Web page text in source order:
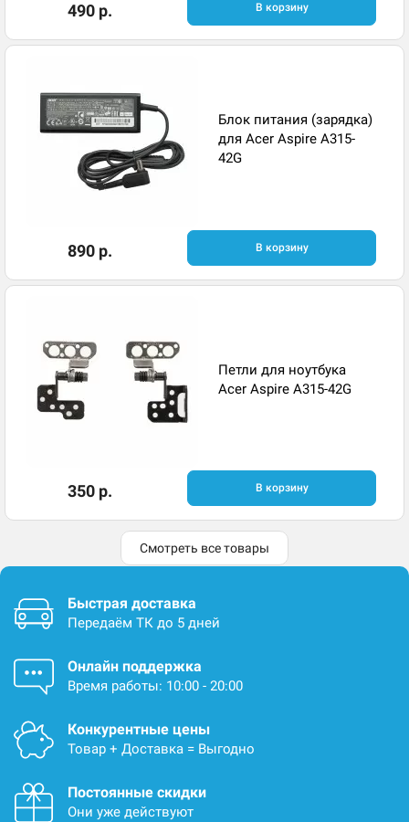
490 р. В корзину
Блок питания (зарядка)
для Acer Aspire A315-
42G
890 р. В корзину
Петли для ноутбука
Acer Aspire A315-42G
350 р. В корзину
Смотреть все товары
Быстрая доставка
Передаём ТК до 5 дней
Онлайн поддержка
Время работы: 10:00 - 20:00
Конкурентные цены
Товар + Доставка = Выгодно
Постоянные скидки
Они уже действуют